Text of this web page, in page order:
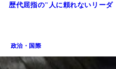
歴代屈指の"人に頼れないリーダ
政治・国際